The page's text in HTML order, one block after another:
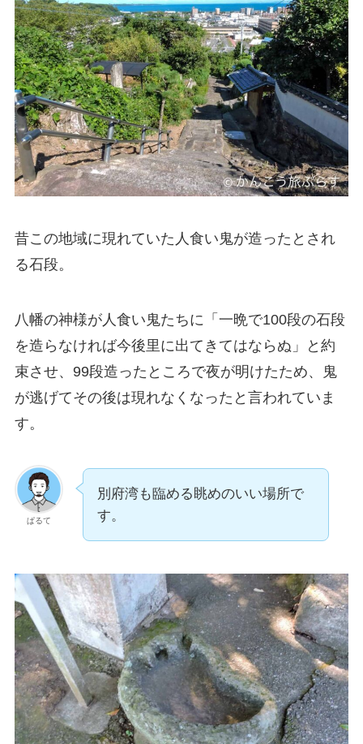
昔この地域に現れていた人食い鬼が造ったとされ
る石段。
八幡の神様が人食い鬼たちに「一晩で100段の石段
を造らなければ今後里に出てきてはならぬ」と約
束させ、99段造ったところで夜が明けたため、鬼
が逃げてその後は現れなくなったと言われていま
す。
ぱるて
別府湾も臨める眺めのいい場所で
す。